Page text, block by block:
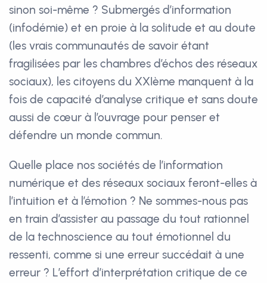
sinon soi-même ? Submergés d’information
(infodémie) et en proie à la solitude et au doute
(les vrais communautés de savoir étant
fragilisées par les chambres d’échos des réseaux
sociaux), les citoyens du XXIème manquent à la
fois de capacité d’analyse critique et sans doute
aussi de cœur à l’ouvrage pour penser et
défendre un monde commun.
Quelle place nos sociétés de l’information
numérique et des réseaux sociaux feront-elles à
l’intuition et à l’émotion ? Ne sommes-nous pas
en train d’assister au passage du tout rationnel
de la technoscience au tout émotionnel du
ressenti, comme si une erreur succédait à une
erreur ? L’effort d’interprétation critique de ce